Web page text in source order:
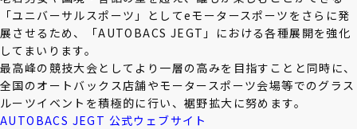
「ユニバーサルスポーツ」としてeモータースポーツをさらに発
展させるため、「AUTOBACS JEGT」における各種展開を強化
してまいります。
最高峰の競技大会としてより一層の高みを目指すことと同時に、
全国のオートバックス店舗やモータースポーツ会場等でのグラス
ルーツイベントを積極的に行い、裾野拡大に努めます。
AUTOBACS JEGT 公式ウェブサイト